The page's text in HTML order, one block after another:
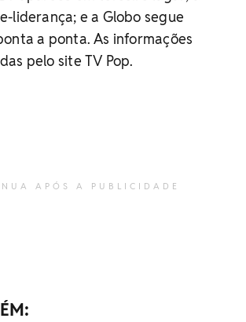
liderança; e a Globo segue
a ponta. As informações
pelo site TV Pop.
APÓS A PUBLICIDADE